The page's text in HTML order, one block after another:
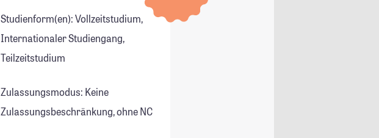
Studienform(en): Vollzeitstudium,
Internationaler Studiengang,
Teilzeitstudium
Zulassungsmodus: Keine
Zulassungsbeschränkung, ohne NC